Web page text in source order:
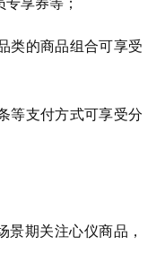
类的商品组合可享受
等支付方式可享受分
景期关注心仪商品，